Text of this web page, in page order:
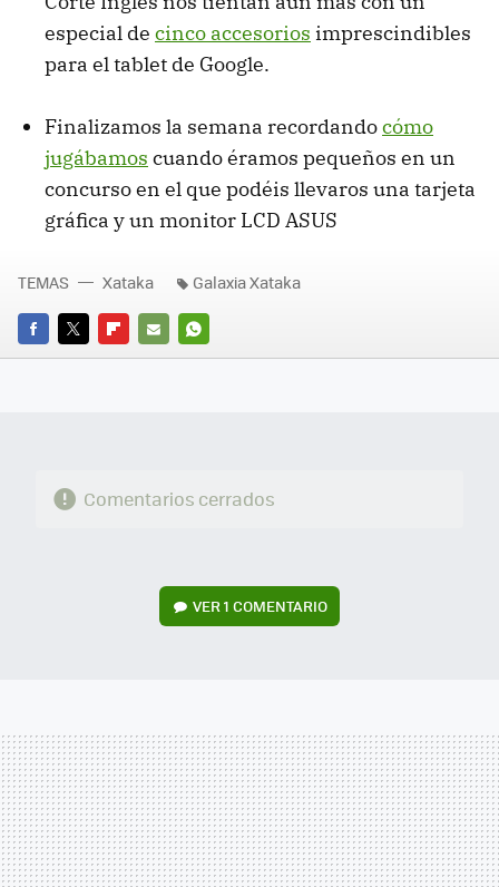
especial de cinco accesorios imprescindibles
para el tablet de Google.
Finalizamos la semana recordandocómo
jugábamos cuando éramos pequeños en un
concurso en el que podéis llevaros una tarjeta
gráfica y un monitor LCD ASUS
FACEBOOK
TWITTERFLIPBOARD
E-
WHATSAPP
TEMAS Xataka Galaxia Xataka
Comentarios cerrados
VER1 COMENTARIO